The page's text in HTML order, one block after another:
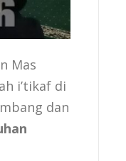
Mas
i’tikaf di
dan